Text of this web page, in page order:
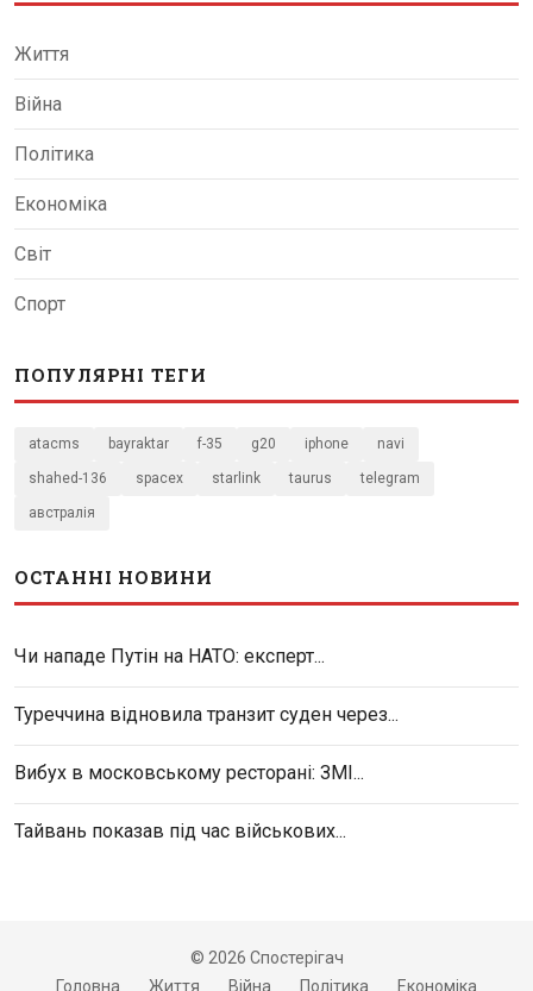
Життя
Війна
Політика
Економіка
Світ
Спорт
ПОПУЛЯРНІ ТЕГИ
atacms bayraktar f-35 g20 iphone navi
shahed-136 spacex starlink taurus telegram
австралія
ОСТАННІ НОВИНИ
Чи нападе Путін на НАТО: експерт...
Туреччина відновила транзит суден через...
Вибух в московському ресторані: ЗМІ...
Тайвань показав під час військових...
© 2026 Спостерігач
Головна
Життя Війна Політика Економіка